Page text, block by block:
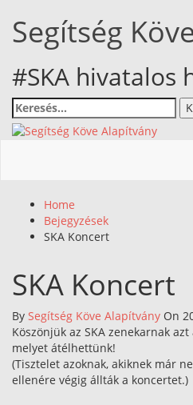
to
content
Segítség
#SKA hivatalos
Keresés:
Home
Bejegyzések
SKA Koncert
SKA Koncert
By Segítség Köve Alapítvány On
Köszönjük az SKA zenekarnak
melyet átélhettünk!
(Tisztelet azoknak, akiknek már
ellenére végig állták a koncertet.)